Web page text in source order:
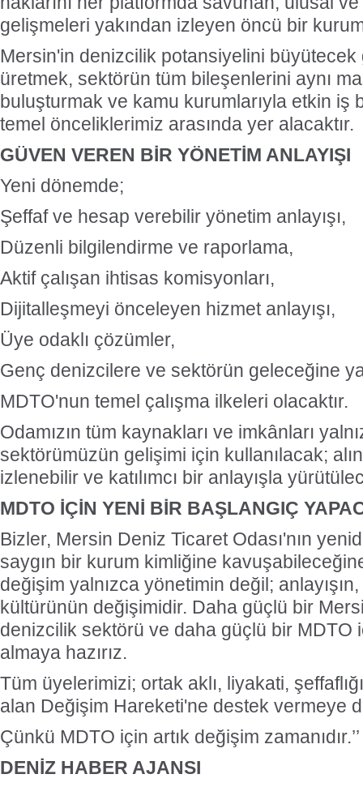
gelişmeleri yakından izleyen öncü bir
Mersin'in denizcilik potansiyelini
üretmek, sektörün tüm bileşenlerini aynı
buluşturmak ve kamu kurumlarıyla etkin iş
temel önceliklerimiz arasında yer alacaktır.
GÜVEN VEREN BİR YÖNETİM ANLAYIŞI
Yeni dönemde;
Şeffaf ve hesap verebilir yönetim anlayışı,
Düzenli bilgilendirme ve raporlama,
Aktif çalışan ihtisas komisyonları,
Dijitalleşmeyi önceleyen hizmet anlayışı,
Üye odaklı çözümler,
Genç denizcilere ve sektörün geleceğine
MDTO'nun temel çalışma ilkeleri olacaktır.
Odamızın tüm kaynakları ve imkânları
sektörümüzün gelişimi için kullanılacak;
izlenebilir ve katılımcı bir anlayışla
MDTO İÇİN YENİ BİR BAŞLANGIÇ
Bizler, Mersin Deniz Ticaret Odası'nın
saygın bir kurum kimliğine
değişim yalnızca yönetimin değil;
kültürünün değişimidir. Daha güçlü bir
denizcilik sektörü ve daha güçlü bir MDTO
almaya hazırız.
Tüm üyelerimizi; ortak aklı, liyakati,
alan Değişim Hareketi'ne destek vermeye
Çünkü MDTO için artık değişim zamanıdır.’’
DENİZ HABER AJANSI